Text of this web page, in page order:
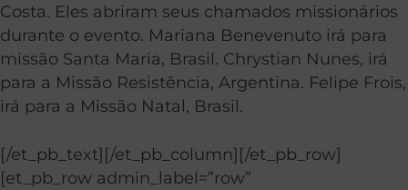
Costa. Eles abriram seus chamados missionários
durante o evento. Mariana Benevenuto irá para
missão Santa Maria, Brasil. Chrystian Nunes, irá
para a Missão Resistência, Argentina. Felipe Frois,
irá para a Missão Natal, Brasil.
[/et_pb_text][/et_pb_column][/et_pb_row]
[et_pb_row admin_label=”row”